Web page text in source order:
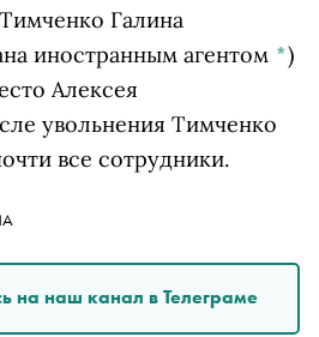
Галина
иностранным агентом *)
Алексея
увольнения Тимченко
все сотрудники.
на наш канал в Телеграме